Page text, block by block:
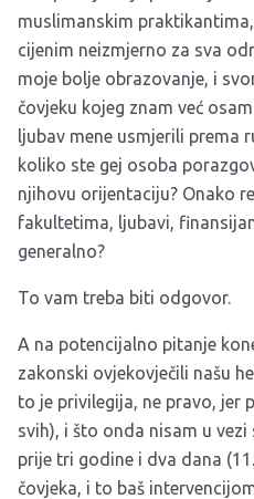
muslimanskim
cijenim neizmjerno za sva
moje bolje obrazovanje, i
čovjeku kojeg znam već
ljubav mene usmjerili prema
koliko ste gej osoba
njihovu orijentaciju? Onako
fakultetima, ljubavi,
generalno?
To vam treba biti odgovor.
A na potencijalno pitanje
zakonski ovjekovječili našu
to je privilegija, ne pravo, jer
svih), i što onda nisam u
prije tri godine i dva dana
čovjeka, i to baš